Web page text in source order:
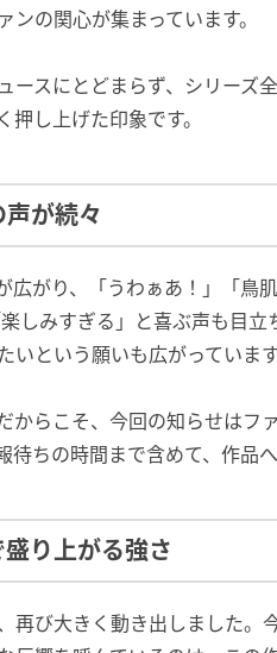
の関心が集まっています。
ースにとどまらず、シリーズ
し上げた印象です。
が続々
広がり、「うわぁあ！」「鳥
しみすぎる」と喜ぶ声も目
いという願いも広がっています
からこそ、今回の知らせはフ
待ちの時間まで含めて、作品
り上がる強さ
再び大きく動き出しました